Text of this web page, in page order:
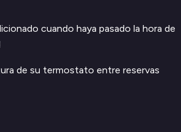
cuando haya pasado la hora de
de su termostato entre reservas